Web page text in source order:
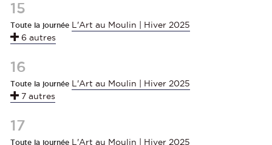
15
Toute la journée L'Art au Moulin | Hiver 2025
6 autres
16
Toute la journée L'Art au Moulin | Hiver 2025
7 autres
17
Toute la journée L'Art au Moulin | Hiver 2025